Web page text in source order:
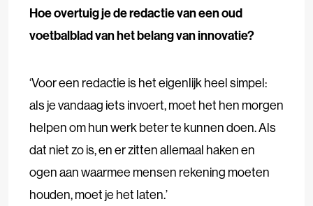
Hoe overtuig je de redactie van een oud
voetbalblad van het belang van innovatie?
‘Voor een redactie is het eigenlijk heel simpel:
als je vandaag iets invoert, moet het hen morgen
helpen om hun werk beter te kunnen doen. Als
dat niet zo is, en er zitten allemaal haken en
ogen aan waarmee mensen rekening moeten
houden, moet je het laten.’